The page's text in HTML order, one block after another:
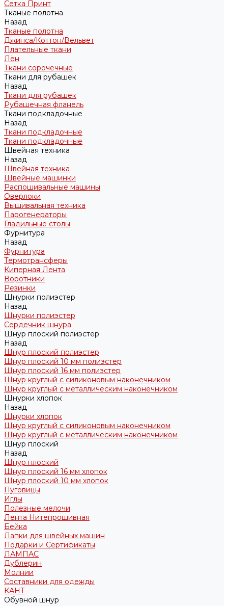
Сетка Принт
Тканые полотна
Назад
Тканые полотна
Джинса/Коттон/Вельвет
Плательные ткани
Лён
Ткани сорочечные
Ткани для рубашек
Назад
Ткани для рубашек
Рубашечная фланель
Ткани подкладочные
Назад
Ткани подкладочные
Ткани подкладочные
Швейная техника
Назад
Швейная техника
Швейные машинки
Распошивальные машины
Оверлоки
Вышивальная техника
Парогенераторы
Гладильные столы
Фурнитура
Назад
Фурнитура
Термотрансферы
Киперная Лента
Воротники
Резинки
Шнурки полиэстер
Назад
Шнурки полиэстер
Сердечник шнура
Шнур плоский полиэстер
Назад
Шнур плоский полиэстер
Шнур плоский 10 мм полиэстер
Шнур плоский 16 мм полиэстер
Шнур круглый с силиконовым наконечником
Шнур круглый с металлическим наконечником
Шнурки хлопок
Назад
Шнурки хлопок
Шнур круглый с силиконовым наконечником
Шнур круглый с металлическим наконечником
Шнур плоский
Назад
Шнур плоский
Шнур плоский 16 мм хлопок
Шнур плоский 10 мм хлопок
Пуговицы
Иглы
Полезные мелочи
Лента Нитепрошивная
Бейка
Лапки для швейных машин
Подарки и Сертификаты
ЛАМПАС
Дублерин
Молнии
Составники для одежды
КАНТ
Обувной шнур